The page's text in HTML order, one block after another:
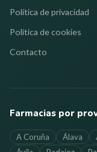
Política de privacidad
Política de cookies
Contacto
Farmacias por
A Coruña Álava